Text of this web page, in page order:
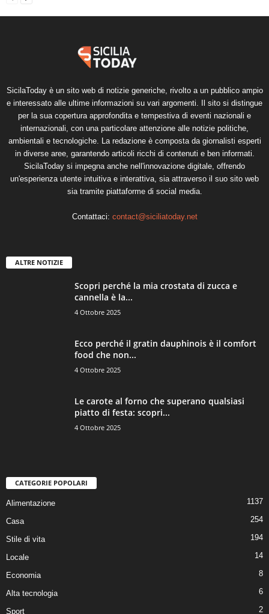
SicilaToday è un sito web di notizie generiche, rivolto a un pubblico ampio
e interessato alle ultime informazioni su vari argomenti. Il sito si distingue
per la sua copertura approfondita e tempestiva di eventi nazionali e
internazionali, con una particolare attenzione alle notizie politiche,
ambientali e tecnologiche. La redazione è composta da giornalisti esperti
in diverse aree, garantendo articoli ricchi di contenuti e ben informati.
SicilaToday si impegna anche nell'innovazione digitale, offrendo
un'esperienza utente intuitiva e interattiva, sia attraverso il suo sito web
sia tramite piattaforme di social media.
Contattaci: contact@siciliatoday.net
ALTRE NOTIZIE
Scopri perché la mia crostata di zucca e
cannella è la...
4 Ottobre 2025
Ecco perché il gratin dauphinois è il comfort
food che non...
4 Ottobre 2025
Le carote al forno che superano qualsiasi
piatto di festa: scopri...
4 Ottobre 2025
CATEGORIE POPOLARI
Alimentazione 1137
Casa 254
Stile di vita 194
Locale 14
Economia 8
Alta tecnologia 6
Sport 2